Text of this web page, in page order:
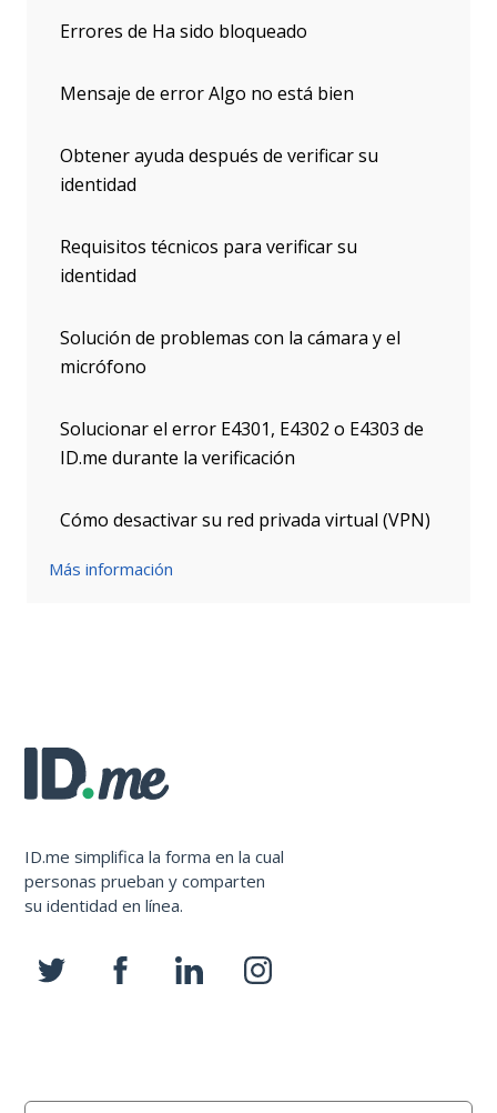
Errores de Ha sido bloqueado
Mensaje de error Algo no está bien
Obtener ayuda después de verificar su
identidad
Requisitos técnicos para verificar su
identidad
Solución de problemas con la cámara y el
micrófono
Solucionar el error E4301, E4302 o E4303 de
ID.me durante la verificación
Cómo desactivar su red privada virtual (VPN)
Más información
ID.me simplifica la forma en la cual
personas prueban y comparten
su identidad en línea.